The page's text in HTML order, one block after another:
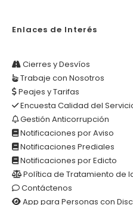
Enlaces de Interés
Cierres y Desvíos
Trabaje con Nosotros
Peajes y Tarifas
Encuesta Calidad del
Gestión Anticorrupción
Notificaciones por Aviso
Notificaciones Prediales
Notificaciones por Edicto
Política de Tratamiento de
Contáctenos
App para Personas con